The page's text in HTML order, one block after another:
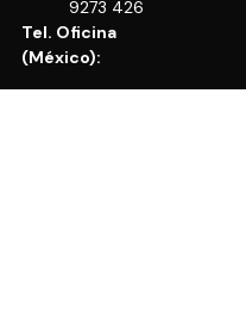
9273 426
Tel. Oficina
(México):